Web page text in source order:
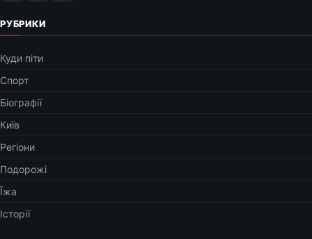
РУБРИКИ
Куди піти
Спорт
Біографії
Київ
Регіони
Подорожі
Їжа
Історії